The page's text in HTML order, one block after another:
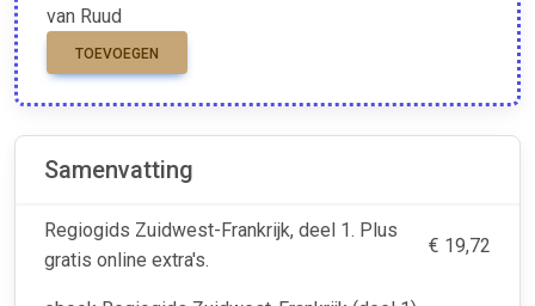
van Ruud
TOEVOEGEN
Samenvatting
Regiogids Zuidwest-Frankrijk, deel 1. Plus
gratis online extra's.
€ 19,72